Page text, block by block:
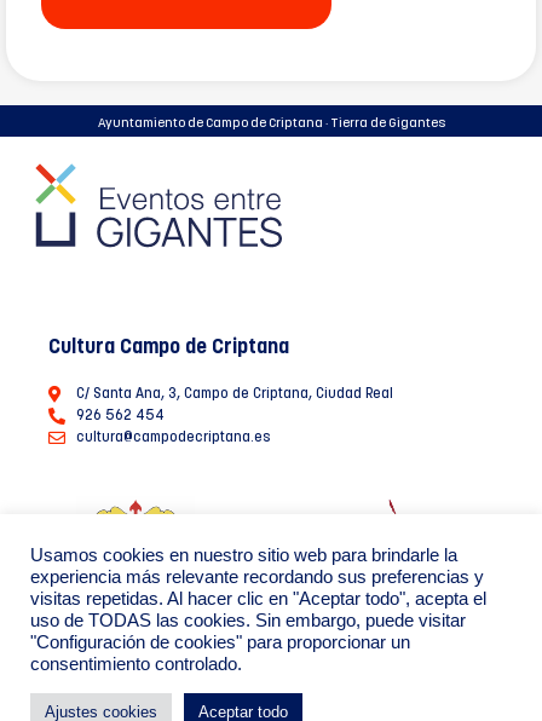
Ayuntamiento de Campo de Criptana · Tierra de Gigantes
Cultura Campo de Criptana
C/ Santa Ana, 3, Campo de Criptana, Ciudad Real
926 562 454
cultura@campodecriptana.es
Ayuntamiento de Campo de Criptana 2022
Política de Privacidad de datos Política de Cookies
Usamos cookies en nuestro sitio web para brindarle la
experiencia más relevante recordando sus preferencias y
visitas repetidas. Al hacer clic en "Aceptar todo", acepta el
uso de TODAS las cookies. Sin embargo, puede visitar
"Configuración de cookies" para proporcionar un
consentimiento controlado.
Ajustes cookies Aceptar todo